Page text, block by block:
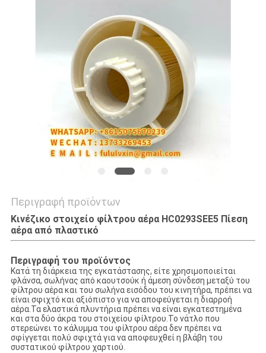
SITEMAP
Περιγραφή προϊόντων
Κινέζικο στοιχείο φίλτρου αέρα HC0293SEE5 Πίεση
αέρα από πλαστικό
Περιγραφή του προϊόντος
Κατά τη διάρκεια της εγκατάστασης, είτε χρησιμοποιείται
φλάνσα, σωλήνας από καουτσούκ ή άμεση σύνδεση μεταξύ του
φίλτρου αέρα και του σωλήνα εισόδου του κινητήρα, πρέπει να
είναι σφιχτό και αξιόπιστο για να αποφεύγεται η διαρροή
αέρα.Τα ελαστικά πλυντήρια πρέπει να είναι εγκατεστημένα
και στα δύο άκρα του στοιχείου φίλτρου.Το νάτλο που
στερεώνει το κάλυμμα του φίλτρου αέρα δεν πρέπει να
σφίγγεται πολύ σφιχτά για να αποφευχθεί η βλάβη του
συστατικού φίλτρου χαρτιού.